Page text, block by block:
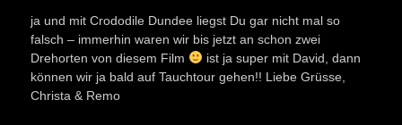
ja und mit Crododile Dundee liegst Du gar nicht mal so
falsch – immerhin waren wir bis jetzt an schon zwei
Drehorten von diesem Film
ist ja super mit David, dann
können wir ja bald auf Tauchtour gehen!! Liebe Grüsse,
Christa & Remo